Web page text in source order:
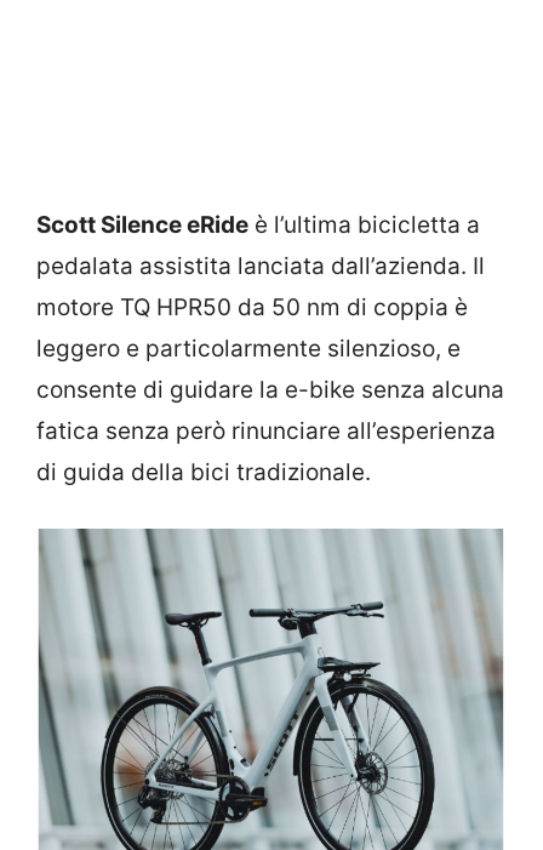
Scott Silence eRide è l’ultima bicicletta a
pedalata assistita lanciata dall’azienda. Il
motore TQ HPR50 da 50 nm di coppia è
leggero e particolarmente silenzioso, e
consente di guidare la e-bike senza alcuna
fatica senza però rinunciare all’esperienza
di guida della bici tradizionale.